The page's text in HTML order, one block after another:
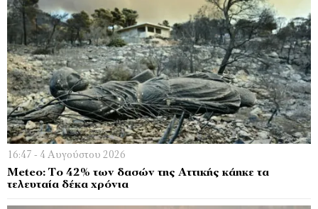
16:47 - 4 Αυγούστου 2026
Meteo: Το 42% των δασών της Αττικής κάηκε τα
τελευταία δέκα χρόνια